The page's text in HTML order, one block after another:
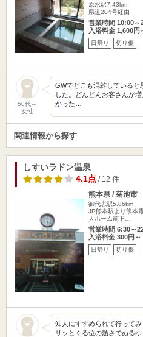
原水駅7.43km
県道204号経由
営業時間 10:00～
入浴料金 1,600円
日帰り 切り傷
50代～
女性
GWでどこも混雑していると
した。どんどんお客さんが
かった…
関連情報から探す
しすいラドン温泉
4.1点/ 12 件
熊本県 / 菊池市
御代志駅5.86km
JR熊本駅より熊本
人ホーム前下…
営業時間 6:30～
入浴料金 300円～
日帰り 切り傷
知人にすすめられて行って
リッとくる位の熱さでぬる